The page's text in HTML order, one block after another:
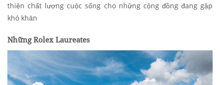
thiện chất lượng cuộc sống cho những cộng đồng đang gặp
khó khăn
Những Rolex Laureates